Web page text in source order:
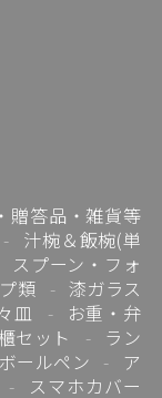
贈答品・雑貨等
汁椀＆飯椀(単
スプーン・フォ
類
漆ガラス
皿
お重・弁
セット
ラン
ールペン
ア
スマホカバー